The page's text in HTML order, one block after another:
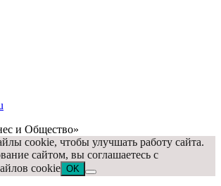
и Общество»
cookie, чтобы улучшать работу сайта.
сайтом, вы соглашаетесь с
cookie OK